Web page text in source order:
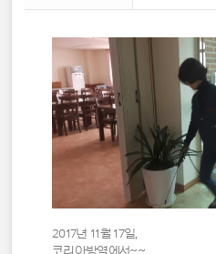
2017년 11월 17일,
코리아방역에서~~